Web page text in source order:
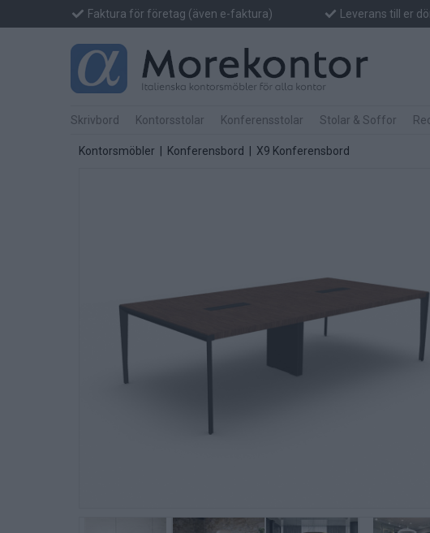
Faktura för företag (även e-faktura) Leverans till er
Skrivbord Kontorsstolar Konferensstolar Stolar & Soffor
Kontorsmöbler Konferensbord X9 Konferensbord